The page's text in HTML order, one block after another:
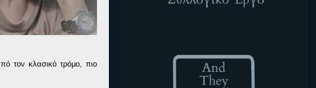
τον κλασικό τρόμο, πιο